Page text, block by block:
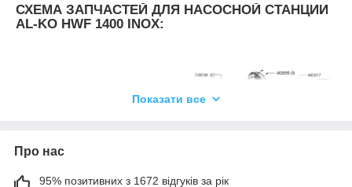
СХЕМА ЗАПЧАСТЕЙ ДЛЯ НАСОСНОЙ СТАНЦИИ
AL-KO HWF 1400 INOX:
Показати все
Про нас
95% позитивних з 1672 відгуків за рік